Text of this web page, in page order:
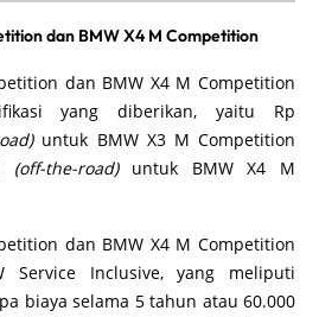
dan BMW X4 M Competition
dan BMW X4 M Competition
yang diberikan, yaitu Rp
untuk BMW X3 M Competition
(off-the-road)untuk BMW X4 M
dan BMW X4 M Competition
Service Inclusive, yang meliputi
biaya selama 5 tahun atau 60.000